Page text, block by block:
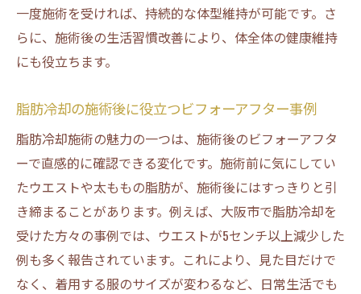
一度施術を受ければ、持続的な体型維持が可能です。さ
らに、施術後の生活習慣改善により、体全体の健康維持
にも役立ちます。
脂肪冷却の施術後に役立つビフォーアフター事例
脂肪冷却施術の魅力の一つは、施術後のビフォーアフタ
ーで直感的に確認できる変化です。施術前に気にしてい
たウエストや太ももの脂肪が、施術後にはすっきりと引
き締まることがあります。例えば、大阪市で脂肪冷却を
受けた方々の事例では、ウエストが5センチ以上減少した
例も多く報告されています。これにより、見た目だけで
なく、着用する服のサイズが変わるなど、日常生活でも